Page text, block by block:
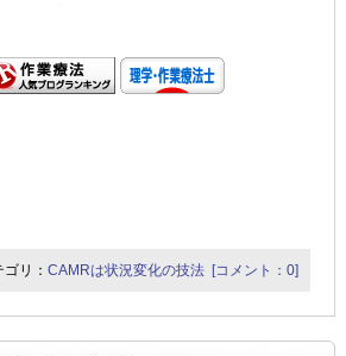
ゴリ：CAMRは状況変化の技法 [コメント：0]